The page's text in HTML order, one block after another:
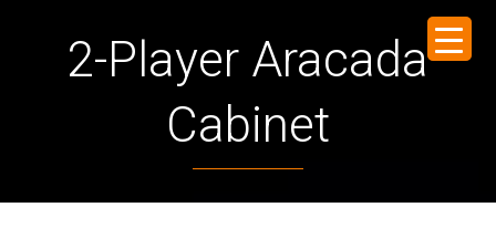
2-Player Aracada
Cabinet